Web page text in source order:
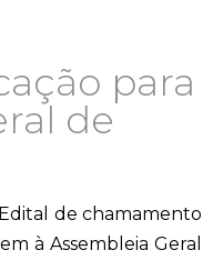
para
de
de chamamento
à Assembleia Geral